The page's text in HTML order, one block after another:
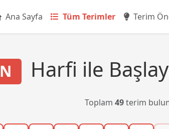
Ana Sayfa Tüm Terimler Terim
N Harfi ile
Toplam 49terim